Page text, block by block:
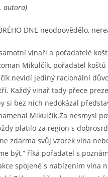
autora)
DNE neodpovědělo,
vinaři a pořadatelé
Mikulčík, pořadatel
nevidí jediný racionální
Každý vinař tady přece
si bez nich nedokázal
Mikulčík.Za nesmysl
platilo za region s
zdarma svůj vzorek vína
být,“ říká pořadatel s
spojené s nabízením vína